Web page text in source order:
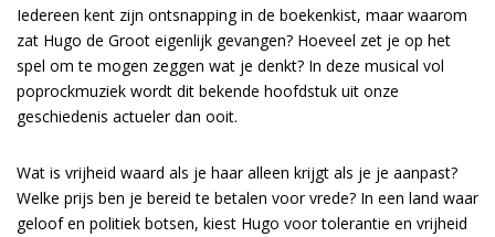
Iedereen kent zijn ontsnapping in de boekenkist, maar waarom
zat Hugo de Groot eigenlijk gevangen? Hoeveel zet je op het
spel om te mogen zeggen wat je denkt? In deze musical vol
poprockmuziek wordt dit bekende hoofdstuk uit onze
geschiedenis actueler dan ooit.
Wat is vrijheid waard als je haar alleen krijgt als je je aanpast?
Welke prijs ben je bereid te betalen voor vrede? In een land waar
geloof en politiek botsen, kiest Hugo voor tolerantie en vrijheid